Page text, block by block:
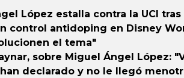
López estalla contra la UCI
control antidoping en Disney
el tema"
sobre Miguel Ángel López:
han declarado y no le llegó